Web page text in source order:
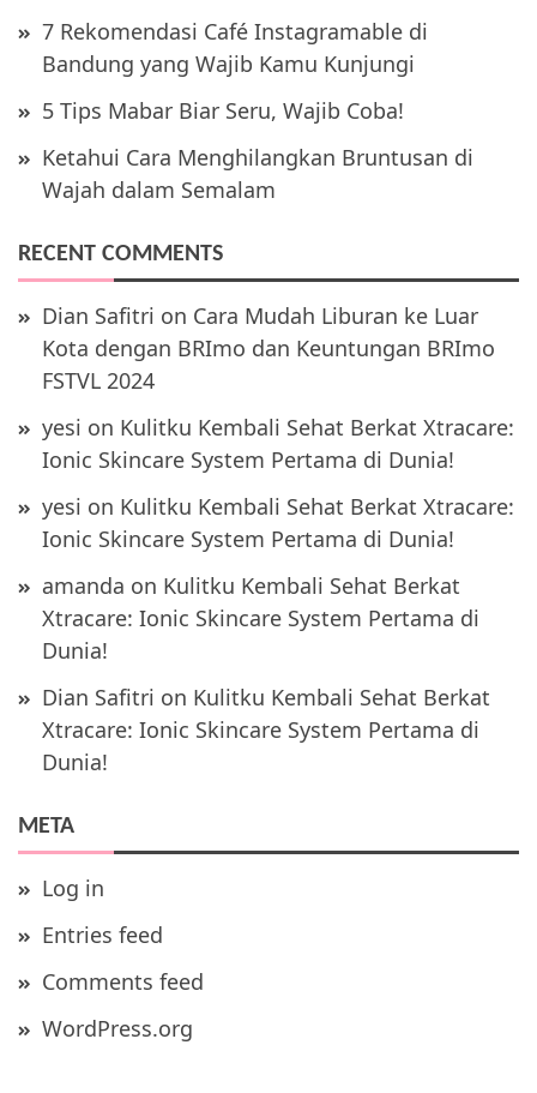
7 Rekomendasi Café Instagramable di
Bandung yang Wajib Kamu Kunjungi
5 Tips Mabar Biar Seru, Wajib Coba!
Ketahui Cara Menghilangkan Bruntusan di
Wajah dalam Semalam
RECENT COMMENTS
Dian Safitri on Cara Mudah Liburan ke Luar
Kota dengan BRImo dan Keuntungan BRImo
FSTVL 2024
yesi on Kulitku Kembali Sehat Berkat Xtracare:
Ionic Skincare System Pertama di Dunia!
yesi on Kulitku Kembali Sehat Berkat Xtracare:
Ionic Skincare System Pertama di Dunia!
amanda on Kulitku Kembali Sehat Berkat
Xtracare: Ionic Skincare System Pertama di
Dunia!
Dian Safitri on Kulitku Kembali Sehat Berkat
Xtracare: Ionic Skincare System Pertama di
Dunia!
META
Log in
Entries feed
Comments feed
WordPress.org